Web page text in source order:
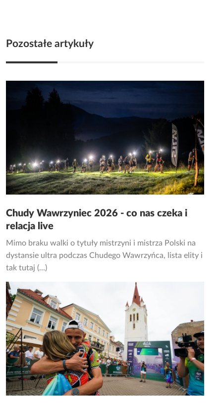
Pozostałe artykuły
Chudy Wawrzyniec 2026 - co nas czeka i
relacja live
Mimo braku walki o tytuły mistrzyni i mistrza Polski na
dystansie ultra podczas Chudego Wawrzyńca, lista elity i
tak tutaj (...)